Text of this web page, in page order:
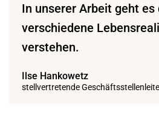
In unserer Arbeit geht es
verschiedene
verstehen.
Ilse Hankowetz
stellvertretende